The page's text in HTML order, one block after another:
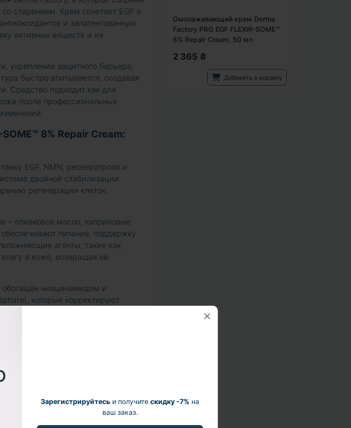
Зарегистрируйтесь и получите скидку -7% на
ваш заказ.
×
Омолаживающий крем Derma
Factory PRO EGF FLEXIR-SOME™
8% Repair Cream, 50 мл
2 365 ₴
Добавить в корзину
старением. Крем сочетает EGF в
и запатентованную
активных веществ и их
укрепление защитного барьера,
быстро впитывается, создавая
Средство подходит как для
после профессиональных
8% Repair Cream:
EGF, NMN, ресвератрола и
двойной стабилизации
регенерации клеток,
– оливковое масло, каприловые
питание, поддержку
агенты, такие как
в коже, возвращая ей
обогащён ниацинамидом и
которые корректируют
растительные
кожу от оксидативного стресса и
SOME™ 8% Repair
эффекта
полноценное омоложение и